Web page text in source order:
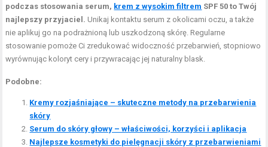
podczas stosowania serum, krem z wysokim filtrem SPF 50 to Twój
najlepszy przyjaciel. Unikaj kontaktu serum z okolicami oczu, a także
nie aplikuj go na podrażnioną lub uszkodzoną skórę. Regularne
stosowanie pomoże Ci zredukować widoczność przebarwień, stopniowo
wyrównując koloryt cery i przywracając jej naturalny blask.
Podobne:
Kremy rozjaśniające – skuteczne metody na przebarwienia
skóry
Serum do skóry głowy – właściwości, korzyści i aplikacja
Najlepsze kosmetyki do pielęgnacji skóry z przebarwieniami